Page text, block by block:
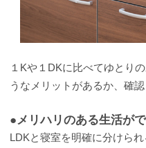
１Kや１DKに比べてゆとり
うなメリットがあるか、確認
●メリハリのある生活が
LDKと寝室を明確に分けら